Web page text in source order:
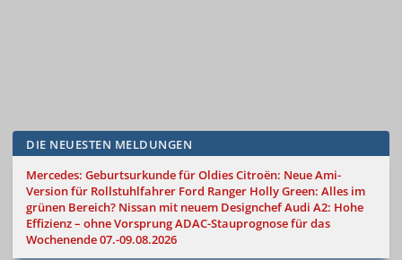
DIE NEUESTEN MELDUNGEN
Mercedes: Geburtsurkunde für OldiesCitroën: Neue Ami-
Version für Rollstuhlfahrer Ford Ranger Holly Green: Alles im
grünen Bereich? Nissan mit neuem DesignchefAudi A2: Hohe
Effizienz – ohne VorsprungADAC-Stauprognose für das
Wochenende 07.-09.08.2026